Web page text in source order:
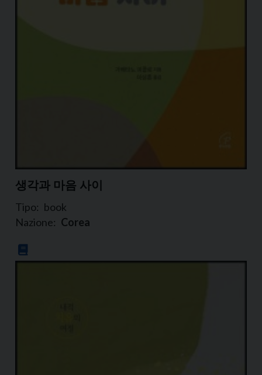
생각과 마음 사이
Tipo: book
Nazione: Corea